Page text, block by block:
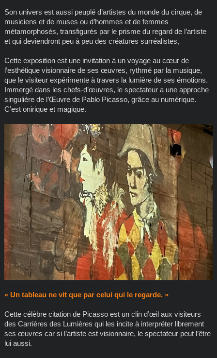
Son univers est aussi peuplé d’artistes du monde du cirque, de
musiciens et de muses ou d’hommes et de femmes
métamorphosés, transfigurés par le prisme du regard de l’artiste
et qui deviendront peu à peu des créatures surréalistes,
Cette exposition est une invitation à un voyage au cœur de
l’esthétique visionnaire de ses œuvres, rythmé par la musique,
que le visiteur expérimente à travers la lumière de ses émotions.
Immergé dans les chefs-d’œuvres, le spectateur a une approche
singulière de l’Œuvre de Pablo Picasso, grâce au numérique.
C’est onirique et magique.
« Un tableau ne vit que par celui qui le regarde. »
Cette célèbre citation de Picasso est un clin d’œil aux visiteurs
des Carrières des Lumières qui les incite à interpréter librement
ses œuvres car si l’artiste est visionnaire, le spectateur peut l’être
lui aussi.